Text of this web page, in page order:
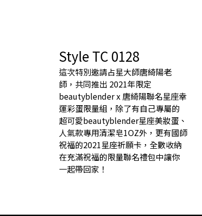
Style TC 0128
這次特別邀請占星大師唐綺陽老
師，共同推出 2021年限定
beautyblender x 唐綺陽聯名星座幸
運彩蛋限量組，除了有自己專屬的
超可愛beautyblender星座美妝蛋、
人氣款專用清潔皂1OZ外，更有國師
祝福的2021星座祈願卡，全數收納
在充滿祝福的限量聯名禮包中讓你
一起帶回家！